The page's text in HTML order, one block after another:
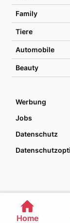
Family
Tiere
Automobile
Beauty
Werbung
Jobs
Datenschutz
Home